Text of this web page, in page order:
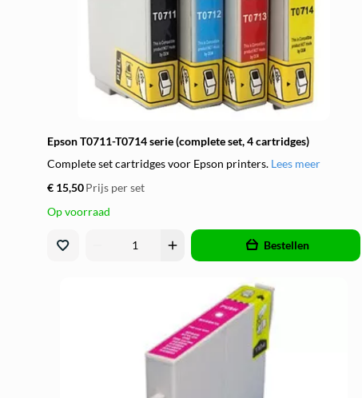
Epson T0711-T0714 serie (complete set, 4 cartridges)
Complete set cartridges voor Epson printers. Lees meer
€ 15,50Prijs per set
Op voorraad
add Bestellen